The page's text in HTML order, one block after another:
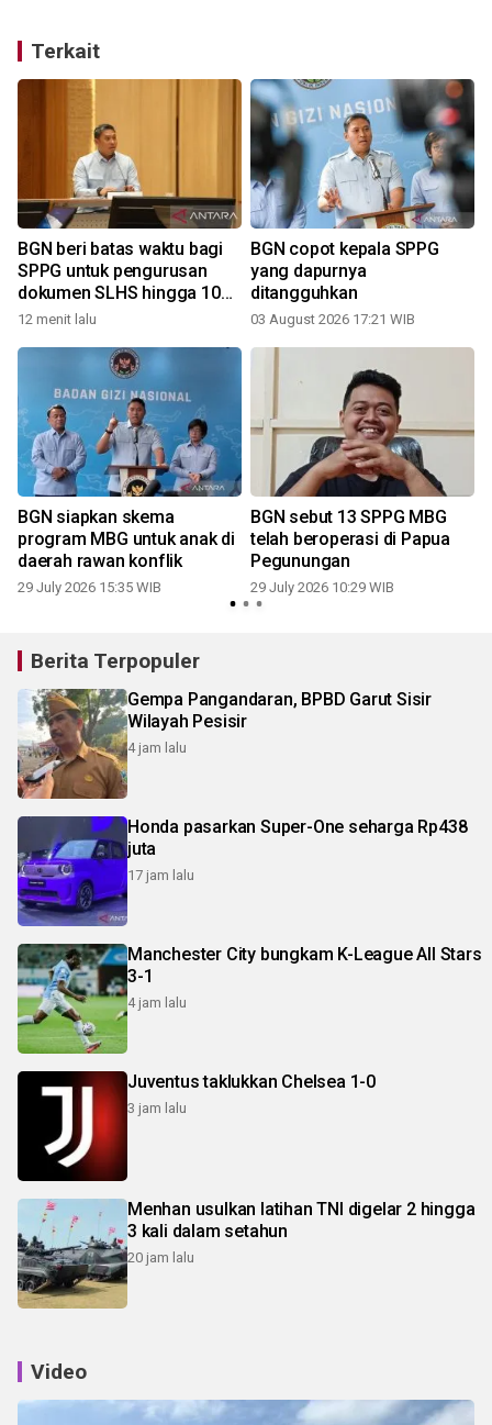
Terkait
BGN beri batas waktu bagi
SPPG untuk pengurusan
dokumen SLHS hingga 10
Agustus
12 menit lalu
BGN copot kepala SPPG
yang dapurnya
ditangguhkan
03 August 2026 17:21 WIB
BGN siapkan skema
program MBG untuk anak di
daerah rawan konflik
29 July 2026 15:35 WIB
BGN sebut 13 SPPG MBG
telah beroperasi di Papua
Pegunungan
29 July 2026 10:29 WIB
Berita Terpopuler
Gempa Pangandaran, BPBD Garut Sisir
Wilayah Pesisir
4 jam lalu
Honda pasarkan Super-One seharga Rp438
juta
17 jam lalu
Manchester City bungkam K-League All Stars
3-1
4 jam lalu
Juventus taklukkan Chelsea 1-0
3 jam lalu
Menhan usulkan latihan TNI digelar 2 hingga
3 kali dalam setahun
20 jam lalu
Video